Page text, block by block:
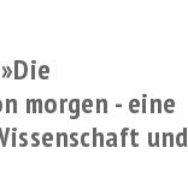
morgen - eine
und